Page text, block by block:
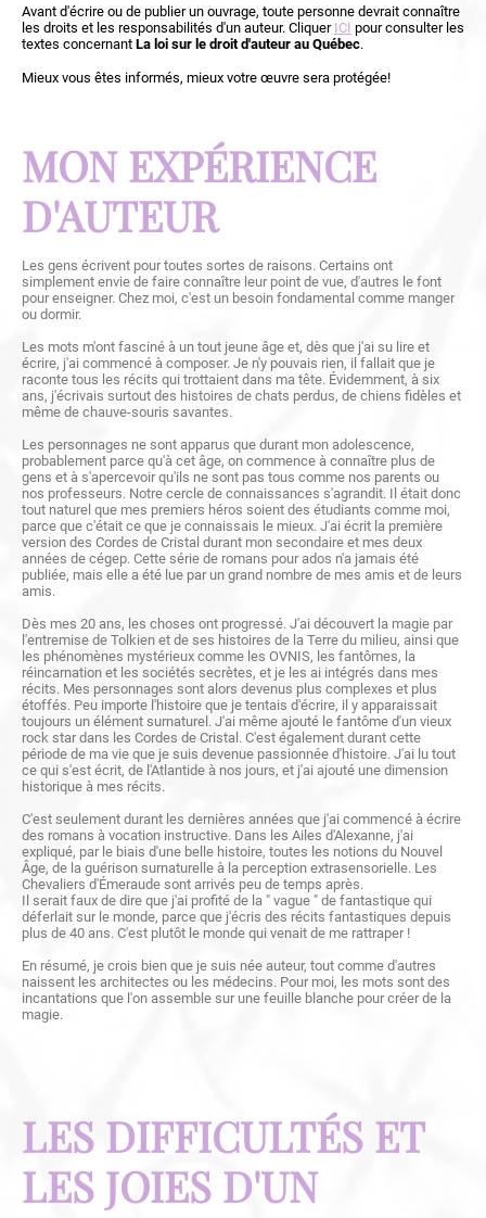
Avant d'écrire ou de publier un ouvrage, toute personne devrait connaître
les droits et les responsabilités d'un auteur. Cliquer ICI pour consulter les
textes concernant La loi sur le droit d'auteur au Québec.
Mieux vous êtes informés, mieux votre œuvre sera protégée!
MON EXPÉRIENCE
D'AUTEUR
Les gens écrivent pour toutes sortes de raisons. Certains ont
simplement envie de faire connaître leur point de vue, d'autres le font
pour enseigner. Chez moi, c'est un besoin fondamental comme manger
ou dormir.
Les mots m'ont fasciné à un tout jeune âge et, dès que j'ai su lire et
écrire, j'ai commencé à composer. Je n'y pouvais rien, il fallait que je
raconte tous les récits qui trottaient dans ma tête. Évidemment, à six
ans, j'écrivais surtout des histoires de chats perdus, de chiens fidèles et
même de chauve-souris savantes.
Les personnages ne sont apparus que durant mon adolescence,
probablement parce qu'à cet âge, on commence à connaître plus de
gens et à s'apercevoir qu'ils ne sont pas tous comme nos parents ou
nos professeurs. Notre cercle de connaissances s'agrandit. Il était donc
tout naturel que mes premiers héros soient des étudiants comme moi,
parce que c'était ce que je connaissais le mieux. J'ai écrit la première
version des Cordes de Cristal durant mon secondaire et mes deux
années de cégep. Cette série de romans pour ados n'a jamais été
publiée, mais elle a été lue par un grand nombre de mes amis et de leurs
amis.
Dès mes 20 ans, les choses ont progressé. J'ai découvert la magie par
l'entremise de Tolkien et de ses histoires de la Terre du milieu, ainsi que
les phénomènes mystérieux comme les OVNIS, les fantômes, la
réincarnation et les sociétés secrètes, et je les ai intégrés dans mes
récits. Mes personnages sont alors devenus plus complexes et plus
étoffés. Peu importe l'histoire que je tentais d'écrire, il y apparaissait
toujours un élément surnaturel. J'ai même ajouté le fantôme d'un vieux
rock star dans les Cordes de Cristal. C'est également durant cette
période de ma vie que je suis devenue passionnée d'histoire. J'ai lu tout
ce qui s'est écrit, de l'Atlantide à nos jours, et j'ai ajouté une dimension
historique à mes récits.
C'est seulement durant les dernières années que j'ai commencé à écrire
des romans à vocation instructive. Dans les Ailes d'Alexanne, j'ai
expliqué, par le biais d'une belle histoire, toutes les notions du Nouvel
Âge, de la guérison surnaturelle à la perception extrasensorielle. Les
Chevaliers d'Émeraude sont arrivés peu de temps après.
Il serait faux de dire que j'ai profité de la " vague " de fantastique qui
déferlait sur le monde, parce que j'écris des récits fantastiques depuis
plus de 40 ans. C'est plutôt le monde qui venait de me rattraper !
En résumé, je crois bien que je suis née auteur, tout comme d'autres
naissent les architectes ou les médecins. Pour moi, les mots sont des
incantations que l'on assemble sur une feuille blanche pour créer de la
magie.
LES DIFFICULTÉS ET
LES JOIES D'UN